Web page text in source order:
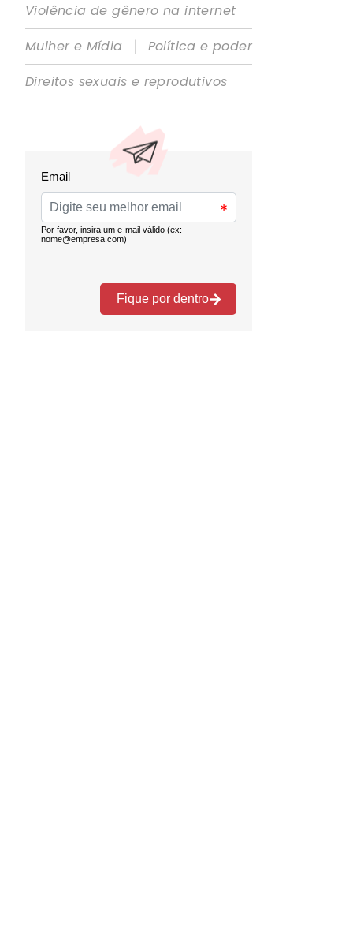
Violência de gênero na internet
Mulher e Mídia
|
Política e poder
Direitos sexuais e reprodutivos